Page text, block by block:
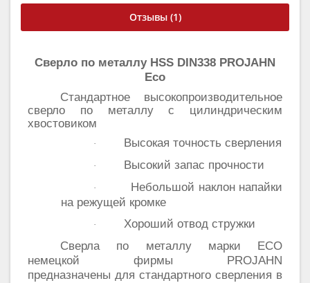
Отзывы (1)
Сверло по металлу HSS DIN338 PROJAHN
Eco
Стандартное высокопроизводительное
сверло по металлу с цилиндрическим
хвостовиком
· Высокая точность сверления
· Высокий запас прочности
·
Небольшой наклон напайки
на режущей кромке
·
Хороший отвод стружки
Сверла по металлу марки ECO
немецкой фирмы PROJAHN
предназначены для стандартного сверления в